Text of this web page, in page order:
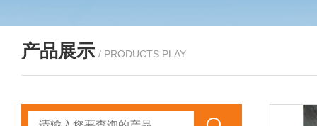
产品展示 / PRODUCTS PLAY